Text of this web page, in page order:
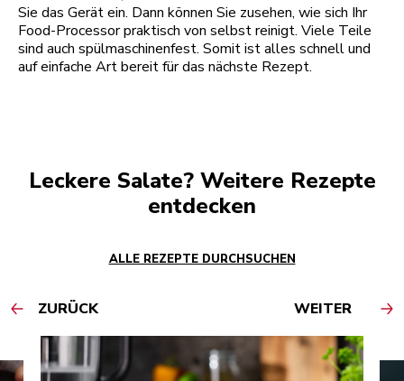
Sie das Gerät ein. Dann können Sie zusehen, wie sich Ihr
Food-Processor praktisch von selbst reinigt. Viele Teile
sind auch spülmaschinenfest. Somit ist alles schnell und
auf einfache Art bereit für das nächste Rezept.
Leckere Salate? Weitere Rezepte
entdecken
ALLE REZEPTE DURCHSUCHEN
ZURÜCK WEITER